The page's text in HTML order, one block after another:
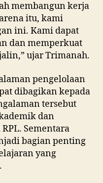
membangun kerja
itu, kami
ini. Kami dapat
dan memperkuat
ujar Trimanah.
pengelolaan
dibagikan kepada
tersebut
dan
Sementara
bagian penting
yang